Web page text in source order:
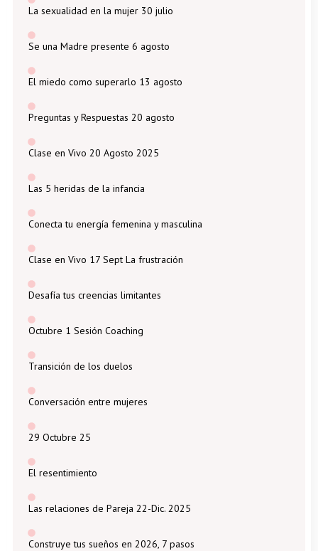
La sexualidad en la mujer 30 julio
Se una Madre presente 6 agosto
El miedo como superarlo 13 agosto
Preguntas y Respuestas 20 agosto
Clase en Vivo 20 Agosto 2025
Las 5 heridas de la infancia
Conecta tu energía femenina y masculina
Clase en Vivo 17 Sept La frustración
Desafía tus creencias limitantes
Octubre 1 Sesión Coaching
Transición de los duelos
Conversación entre mujeres
29 Octubre 25
El resentimiento
Las relaciones de Pareja 22-Dic. 2025
Construye tus sueños en 2026, 7 pasos